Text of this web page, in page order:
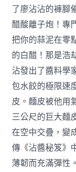
了廖沾沾的褲腳
醋酸離子炮！專
把你的蒜泥在零
的白醋！那是浩
沾發出了醬料學
包水餃的極限速
皮。麵皮被他用
三公尺的巨大麵
在空中交疊，變
傳《沾醬秘笈》
薄韌而充滿彈性